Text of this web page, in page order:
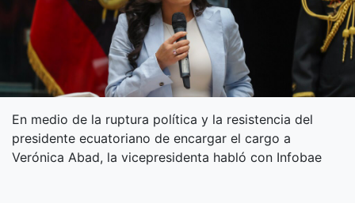
En medio de la ruptura política y la resistencia del
presidente ecuatoriano de encargar el cargo a
Verónica Abad, la vicepresidenta habló con Infobae